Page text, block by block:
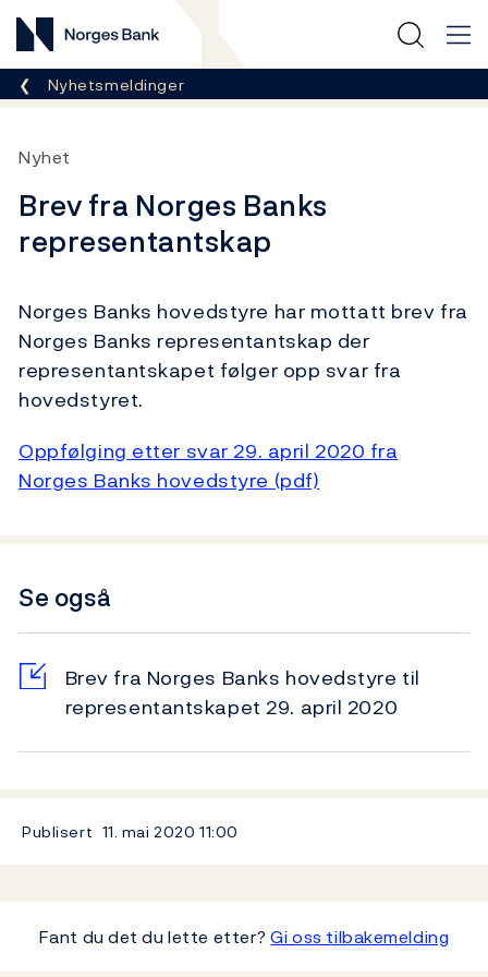
Norges Bank
Her er du nå:
Nyhetsmeldinger
Nyhet
Brev fra Norges Banks
representantskap
Norges Banks hovedstyre har mottatt brev fra
Norges Banks representantskap der
representantskapet følger opp svar fra
hovedstyret.
Oppfølging etter svar 29. april 2020 fra
Norges Banks hovedstyre (pdf)
Se også
Brev fra Norges Banks hovedstyre til
representantskapet 29. april 2020
Publisert 11. mai 2020 11:00
Fant du det du lette etter?Gi oss tilbakemelding